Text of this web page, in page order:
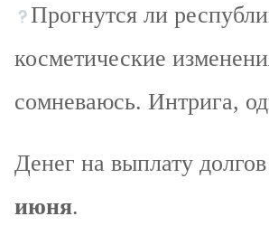
Прогнутся ли
косметические
сомневаюсь. Интрига,
Денег на выплату
июня.